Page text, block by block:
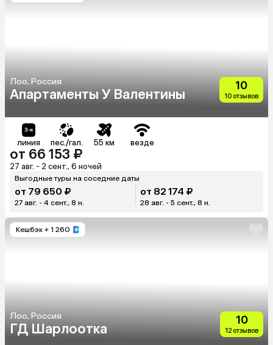
Лоо, Россия
Апартаменты У Валентины
10
10 отзывов
линия пес./гал. 55 км везде
от 66 153 ₽
27 авг. - 2 сент., 6 ночей
Выгодные туры на соседние даты
от 79 650 ₽
27 авг. - 4 сент., 8 н.
от 82 174 ₽
28 авг. - 5 сент., 8 н.
Кешбэк + 1 260
Лоо, Россия
ГД Шарлоотка
10
12 отзывов